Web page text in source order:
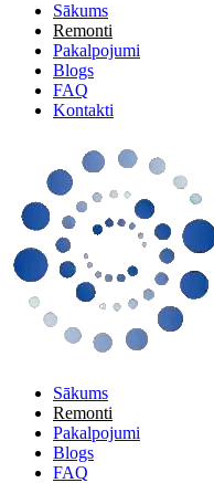
Sākums
Remonti
Pakalpojumi
Blogs
FAQ
Kontakti
Sākums
Remonti
Pakalpojumi
Blogs
FAQ